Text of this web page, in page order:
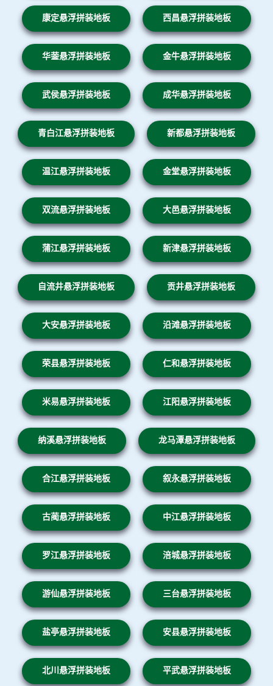
康定悬浮拼装地板 西昌悬浮拼装地板
华蓥悬浮拼装地板 金牛悬浮拼装地板
武侯悬浮拼装地板 成华悬浮拼装地板
青白江悬浮拼装地板 新都悬浮拼装地板
温江悬浮拼装地板 金堂悬浮拼装地板
双流悬浮拼装地板 大邑悬浮拼装地板
蒲江悬浮拼装地板 新津悬浮拼装地板
自流井悬浮拼装地板 贡井悬浮拼装地板
大安悬浮拼装地板 沿滩悬浮拼装地板
荣县悬浮拼装地板 仁和悬浮拼装地板
米易悬浮拼装地板 江阳悬浮拼装地板
纳溪悬浮拼装地板 龙马潭悬浮拼装地板
合江悬浮拼装地板 叙永悬浮拼装地板
古蔺悬浮拼装地板 中江悬浮拼装地板
罗江悬浮拼装地板 涪城悬浮拼装地板
游仙悬浮拼装地板 三台悬浮拼装地板
盐亭悬浮拼装地板 安县悬浮拼装地板
北川悬浮拼装地板 平武悬浮拼装地板